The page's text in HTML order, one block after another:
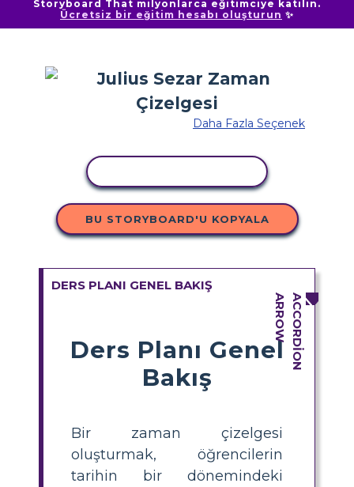
Storyboard That milyonlarca eğitimciye katılın.
Ücretsiz bir eğitim hesabı oluşturun ✨
Daha Fazla Seçenek
BU STORYBOARD'U KOPYALA
DERS PLANI GENEL BAKIŞ
Ders Planı Genel
Bakış
Bir zaman çizelgesi
oluşturmak, öğrencilerin
tarihin bir dönemindeki